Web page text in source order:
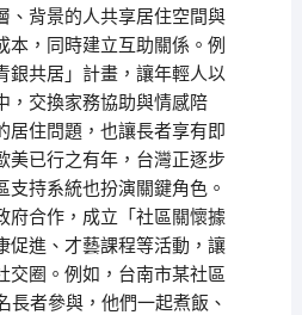
、背景的人共享居住空間與
本，同時建立互助關係。例
銀共居」計畫，讓年輕人以
，交換家務協助與情感陪
居住問題，也讓長者享有即
美已行之有年，台灣正逐步
支持系統也扮演關鍵角色。
府合作，成立「社區關懷據
促進、才藝課程等活動，讓
交圈。例如，台南市某社區
長者參與，他們一起煮飯、